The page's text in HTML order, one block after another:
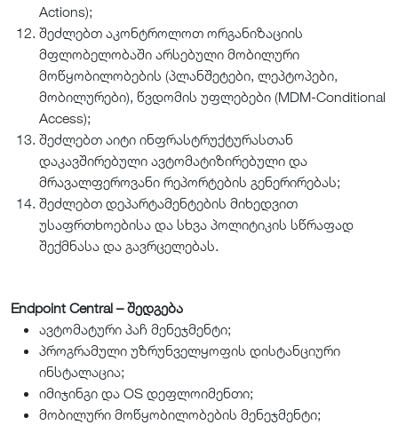
Actions);
შეძლებთ აკონტროლოთ ორგანიზაციის
მფლობელობაში არსებული მობილური
მოწყობილობების (პლანშეტები, ლეპტოპები,
მობილურები), წვდომის უფლებები (MDM-Conditional
Access);
შეძლებთ აიტი ინფრასტრუქტურასთან
დაკავშირებული ავტომატიზირებული და
მრავალფეროვანი რეპორტების გენერირებას;
შეძლებთ დეპარტამენტების მიხედვით
უსაფრთხოებისა და სხვა პოლიტიკის სწრაფად
შექმნასა და გავრცელებას.
Endpoint Central – შედგება
ავტომატური პაჩ მენეჯმენტი;
პროგრამული უზრუნველყოფის დისტანციური
ინსტალაცია;
იმიჯინგი და OS დეფლოიმენთი;
მობილური მოწყობილობების მენეჯმენტი;